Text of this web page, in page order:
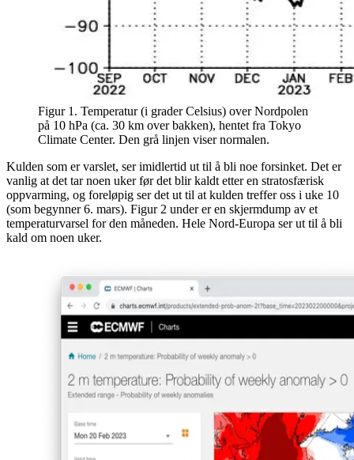
Figur 1. Temperatur (i grader Celsius) over Nordpolen
på 10 hPa (ca. 30 km over bakken), hentet fra Tokyo
Climate Center. Den grå linjen viser normalen.
Kulden som er varslet, ser imidlertid ut til å bli noe forsinket. Det er
vanlig at det tar noen uker før det blir kaldt etter en stratosfærisk
oppvarming, og foreløpig ser det ut til at kulden treffer oss i uke 10
(som begynner 6. mars). Figur 2 under er en skjermdump av et
temperaturvarsel for den måneden. Hele Nord-Europa ser ut til å bli
kald om noen uker.